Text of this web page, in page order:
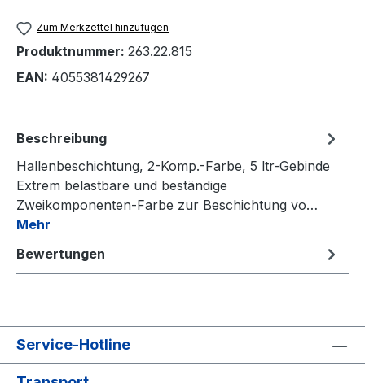
Zum Merkzettel hinzufügen
Produktnummer: 263.22.815
EAN: 4055381429267
Beschreibung
Hallenbeschichtung, 2-Komp.-Farbe, 5 ltr-Gebinde
Extrem belastbare und beständige
Zweikomponenten-Farbe zur Beschichtung vo…
Mehr
Bewertungen
Service-Hotline